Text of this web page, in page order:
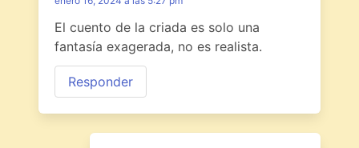
El cuento de la criada es solo una
fantasía exagerada, no es realista.
Responder